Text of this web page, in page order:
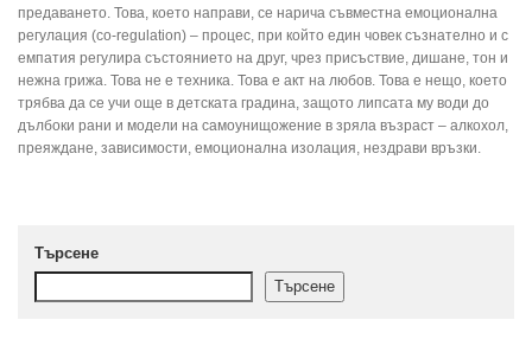
предаването. Това, което направи, се нарича съвместна емоционална
регулация (co-regulation) – процес, при който един човек съзнателно и с
емпатия регулира състоянието на друг, чрез присъствие, дишане, тон и
нежна грижа. Това не е техника. Това е акт на любов. Това е нещо, което
трябва да се учи още в детската градина, защото липсата му води до
дълбоки рани и модели на самоунищожение в зряла възраст – алкохол,
преяждане, зависимости, емоционална изолация, нездрави връзки.
Търсене
Търсене